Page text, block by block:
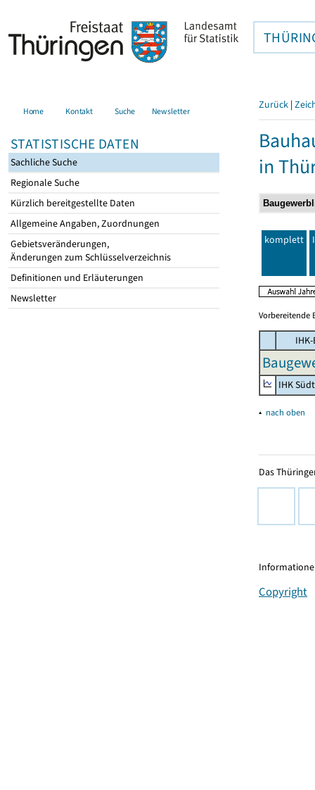
Home Kontakt Suche Newsletter
STATISTISCHE DATEN
Sachliche Suche
Regionale Suche
Kürzlich bereitgestellte Daten
Allgemeine Angaben, Zuordnungen
Gebietsveränderungen,
Änderungen zum Schlüsselverzeichnis
Definitionen und Erläuterungen
Newsletter
Zurück |
in
komplett
Vorbereitende
IHK
▴ nach oben
Das
Copyright